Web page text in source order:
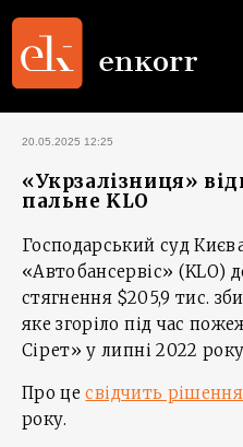
20.05.2025 12:25
«Укрзалізниця»
пальне KLO
Господарський суд
«Автобансервіс» (KLO)
стягнення $205,9 тис.
яке згоріло під час
Сірет» у липні 2022
Про цесвідчить
року.